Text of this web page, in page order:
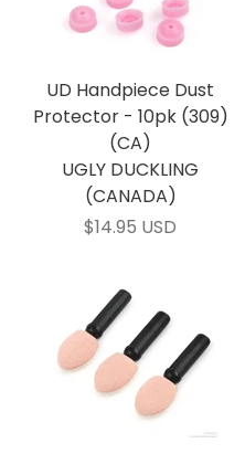
UD Handpiece Dust
Protector - 10pk (309)
(CA)
UGLY DUCKLING
(CANADA)
$14.95 USD